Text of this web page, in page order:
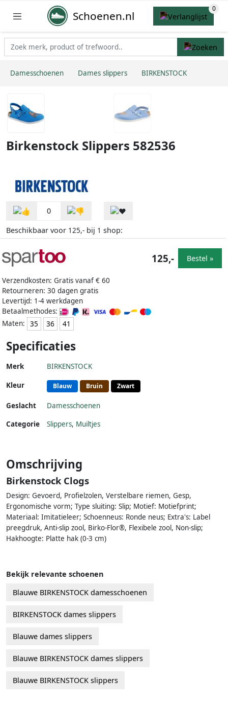
Schoenen.nl
Damesschoenen Dames slippers BIRKENSTOCK
Birkenstock Slippers 582536
0
Beschikbaar voor 125,- bij 1 shop:
Verzendkosten: Gratis vanaf € 60
Retourneren: 30 dagen gratis
Levertijd: 1-4 werkdagen
Betaalmethodes:
Maten:
35 36 41
125,- Bestel »
Specificaties
Merk BIRKENSTOCK
Kleur Blauw Bruin Zwart
Geslacht
Damesschoenen
Categorie
Slippers, Muiltjes
Omschrijving
Birkenstock Clogs
Design: Gevoerd, Profielzolen, Verstelbare riemen, Gesp,
Ergonomische vorm; Type sluiting: Slip; Motief: Motiefprint;
Materiaal: Imitatieleer; Schoenneus: Ronde neus; Extra's: Label
preegdruk, Anti-slip zool, Birko-Flor®, Flexibele zool, Non-slip;
Hakhoogte: Platte hak (0-3 cm)
Bekijk relevante schoenen
Blauwe BIRKENSTOCK damesschoenen
BIRKENSTOCK dames slippers
Blauwe dames slippers
Blauwe BIRKENSTOCK dames slippers
Blauwe BIRKENSTOCK slippers